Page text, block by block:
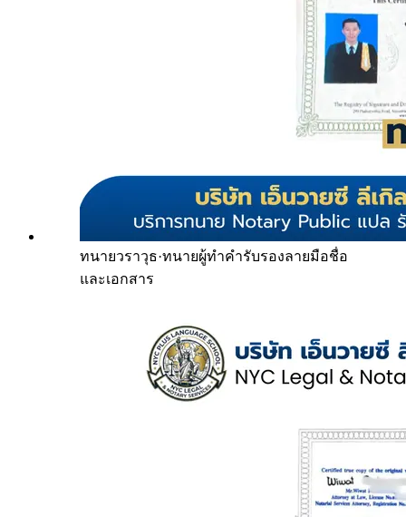
ทนายวราวุธ·ทนายผู้ทำคำรับรองลายมือชื่อ
และเอกสาร